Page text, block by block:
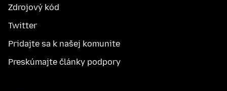
Zdrojový kód
Twitter
Pridajte sa k našej komunite
Preskúmajte články podpory